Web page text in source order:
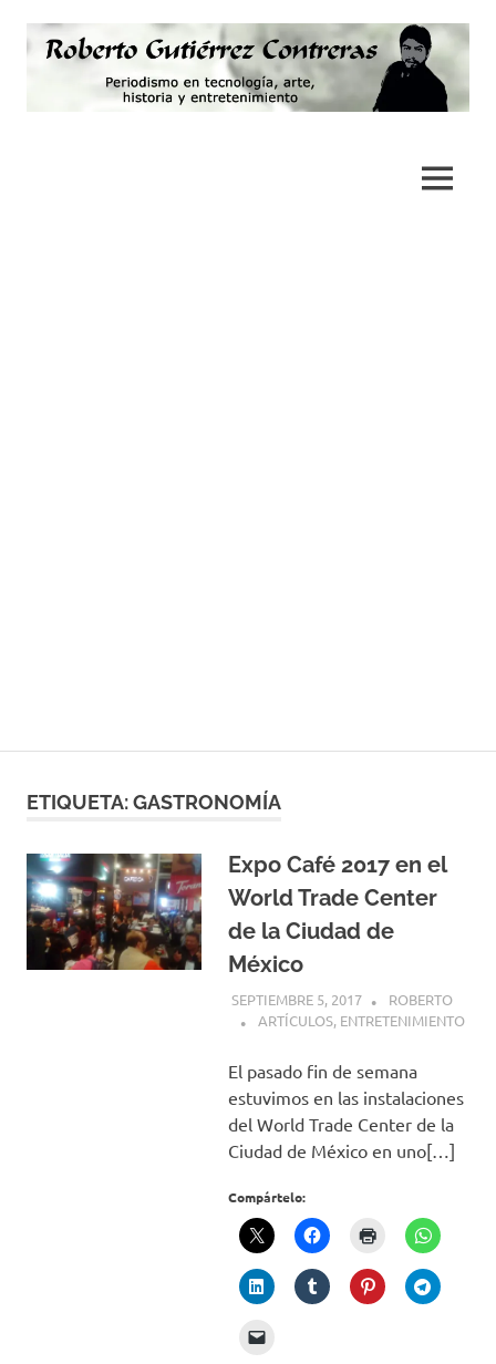
contenido
MENÚ
ETIQUETA:GASTRONOMÍA
Expo Café 2017 en el
World Trade Center
de la Ciudad de
México
SEPTIEMBRE 5, 2017
ROBERTO
ARTÍCULOS, ENTRETENIMIENTO
El pasado fin de semana
estuvimos en las instalaciones
del World Trade Center de la
Ciudad de México en uno[…]
Compártelo: